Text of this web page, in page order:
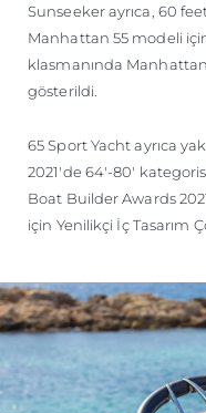
Sunseeker ayrıca, 60
Manhattan 55 modeli
klasmanında
gösterildi.
65 Sport Yacht ayrıca
2021'de 64'-80'
Boat Builder Awards
için Yenilikçi İç Tasarım